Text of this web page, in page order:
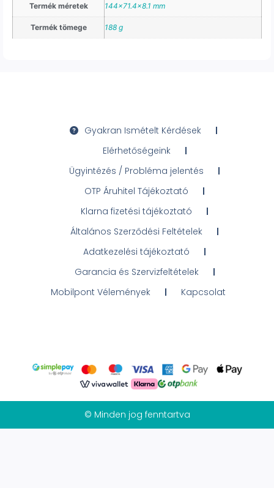
Termék méretek 144×71.4×8.1 mm
Termék tömege 188 g
Gyakran Ismételt Kérdések
Elérhetőségeink
Ügyintézés / Probléma jelentés
OTP Áruhitel Tájékoztató
Klarna fizetési tájékoztató
Általános Szerződési Feltételek
Adatkezelési tájékoztató
Garancia és Szervizfeltételek
Mobilpont Vélemények
Kapcsolat
© Minden jog fenntartva